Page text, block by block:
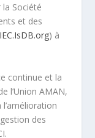
la Société
et des
) à
continue et la
l’Union AMAN,
des